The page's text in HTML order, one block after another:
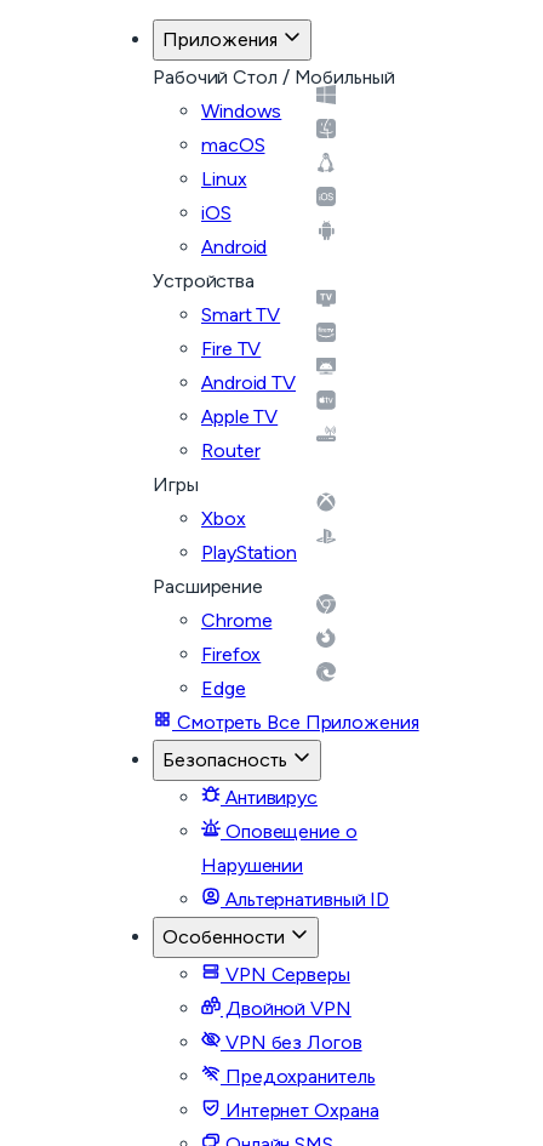
Приложения
Рабочий Стол / Мобильный
Windows
macOS
Linux
iOS
Android
Устройства
Smart TV
Fire TV
Android TV
Apple TV
Router
Игры
Xbox
PlayStation
Расширение
Chrome
Firefox
Edge
Смотреть Все Приложения
Безопасность
Антивирус
Оповещение о
Нарушении
Альтернативный ID
Особенности
VPN Серверы
Двойной VPN
VPN без Логов
Предохранитель
Интернет Охрана